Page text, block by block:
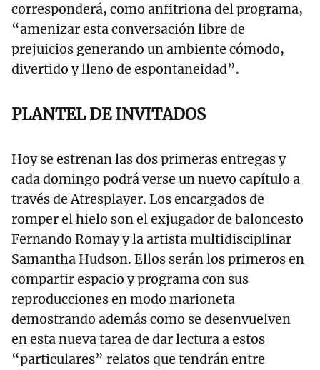
corresponderá, como anfitriona del programa,
“amenizar esta conversación libre de
prejuicios generando un ambiente cómodo,
divertido y lleno de espontaneidad”.
PLANTEL DE INVITADOS
Hoy se estrenan las dos primeras entregas y
cada domingo podrá verse un nuevo capítulo a
través de Atresplayer. Los encargados de
romper el hielo son el exjugador de baloncesto
Fernando Romay y la artista multidisciplinar
Samantha Hudson. Ellos serán los primeros en
compartir espacio y programa con sus
reproducciones en modo marioneta
demostrando además como se desenvuelven
en esta nueva tarea de dar lectura a estos
“particulares” relatos que tendrán entre